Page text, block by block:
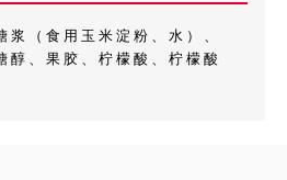
浆（食用玉米淀粉、水）、
醇、果胶、柠檬酸、柠檬酸